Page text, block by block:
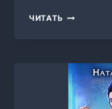
ЧИТАТЬ РУСАЛКА
МАГИИ,
НАТАЛЬЯ
БУЛАНОВА